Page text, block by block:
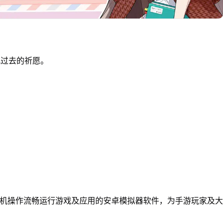
去的祈愿。
操作流畅运行游戏及应用的安卓模拟器软件，为手游玩家及大